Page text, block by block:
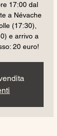
17:00 dal
a Névache
(17:30),
e arrivo a
20 euro!